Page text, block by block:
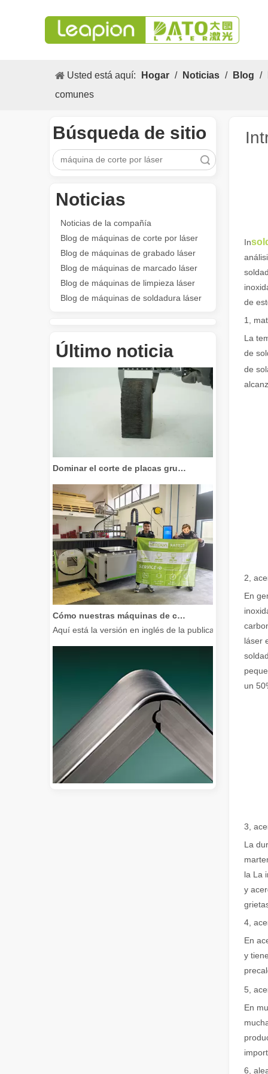
Usted está aquí: Hogar / Noticias / Blog /
comunes
Búsqueda de sitio
Búsqueda
Noticias
Noticias de la compañía
Blog de máquinas de corte por láser
Blog de máquinas de grabado láser
Blog de máquinas de marcado láser
Blog de máquinas de limpieza láser
Blog de máquinas de soldadura láser
Último noticia
Las versátiles Aplicacion S y las características
Dominar el corte de placas gruesas: cómo las máquinas de corte por láser de fibra revolucionan la fabricación
Cómo nuestras máquinas de corte por láser están fortaleciendo la fabricación mexicana
Aquí está la versión en inglés de la publicación del
Guía 2026: Cómo las máquinas cortadoras de tubos
El corte por láser de tubos es una tecnología clave en
In
de
1,
La
de
de
2,
En
láser
un
3,
La
la La
y
4,
En
y
5,
En
6,